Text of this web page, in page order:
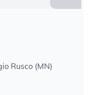
Rusco (MN)